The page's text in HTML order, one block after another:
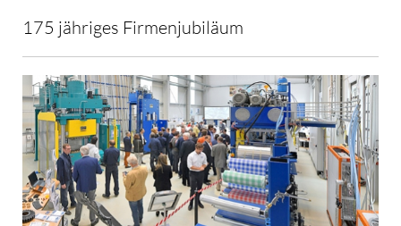
175 jähriges Firmenjubiläum